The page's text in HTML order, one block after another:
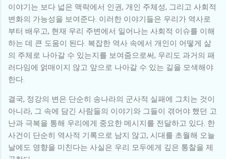
이야기는 보다 넓은 맥락에서 인권, 개인 주체성, 그리고 사회적
변화의 가능성을 보여준다. 이러한 이야기들은 우리가 역사로
부터 배우고, 현재 우리 주변에서 일어나는 사회적 이슈를 이해
하는 데 큰 도움이 된다. 복잡한 역사 속에서 개인이 어떻게 삶
의 주체로 나아갈 수 있는지를 보여줌으로써, 우리도 과거의 패
러다임에 얽매이지 않고 앞으로 나아갈 수 있는 길을 모색해야
한다.
결국, 정강의 변은 단순히 송나라의 군사적 실패에 그치는 것이
아니라, 그 속에 담긴 사람들의 이야기와 그들이 겪어야 했던 고
난과 극복을 통해 우리에게 중요한 메시지를 전달하고 있다. 한
사건이 단순히 역사적 기록으로 남지 않고, 시대를 초월해 오늘
날에도 영향을 미친다는 사실은 우리 모두에게 깊은 통찰을 제